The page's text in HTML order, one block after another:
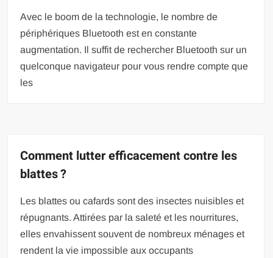
Avec le boom de la technologie, le nombre de
périphériques Bluetooth est en constante
augmentation. Il suffit de rechercher Bluetooth sur un
quelconque navigateur pour vous rendre compte que
les
Comment lutter efficacement contre les
blattes ?
Les blattes ou cafards sont des insectes nuisibles et
répugnants. Attirées par la saleté et les nourritures,
elles envahissent souvent de nombreux ménages et
rendent la vie impossible aux occupants